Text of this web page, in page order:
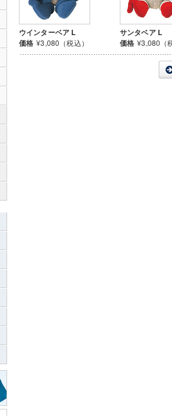
ウインターベア L
価格 ¥3,080（税込）
サンタベア L
価格 ¥3,080（